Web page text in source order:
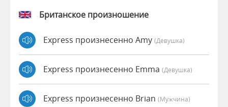
Британское произношение
Express произнесенно Amy (девушка)
Express произнесенно Emma (девушка)
Express произнесенно Brian (мужчина)